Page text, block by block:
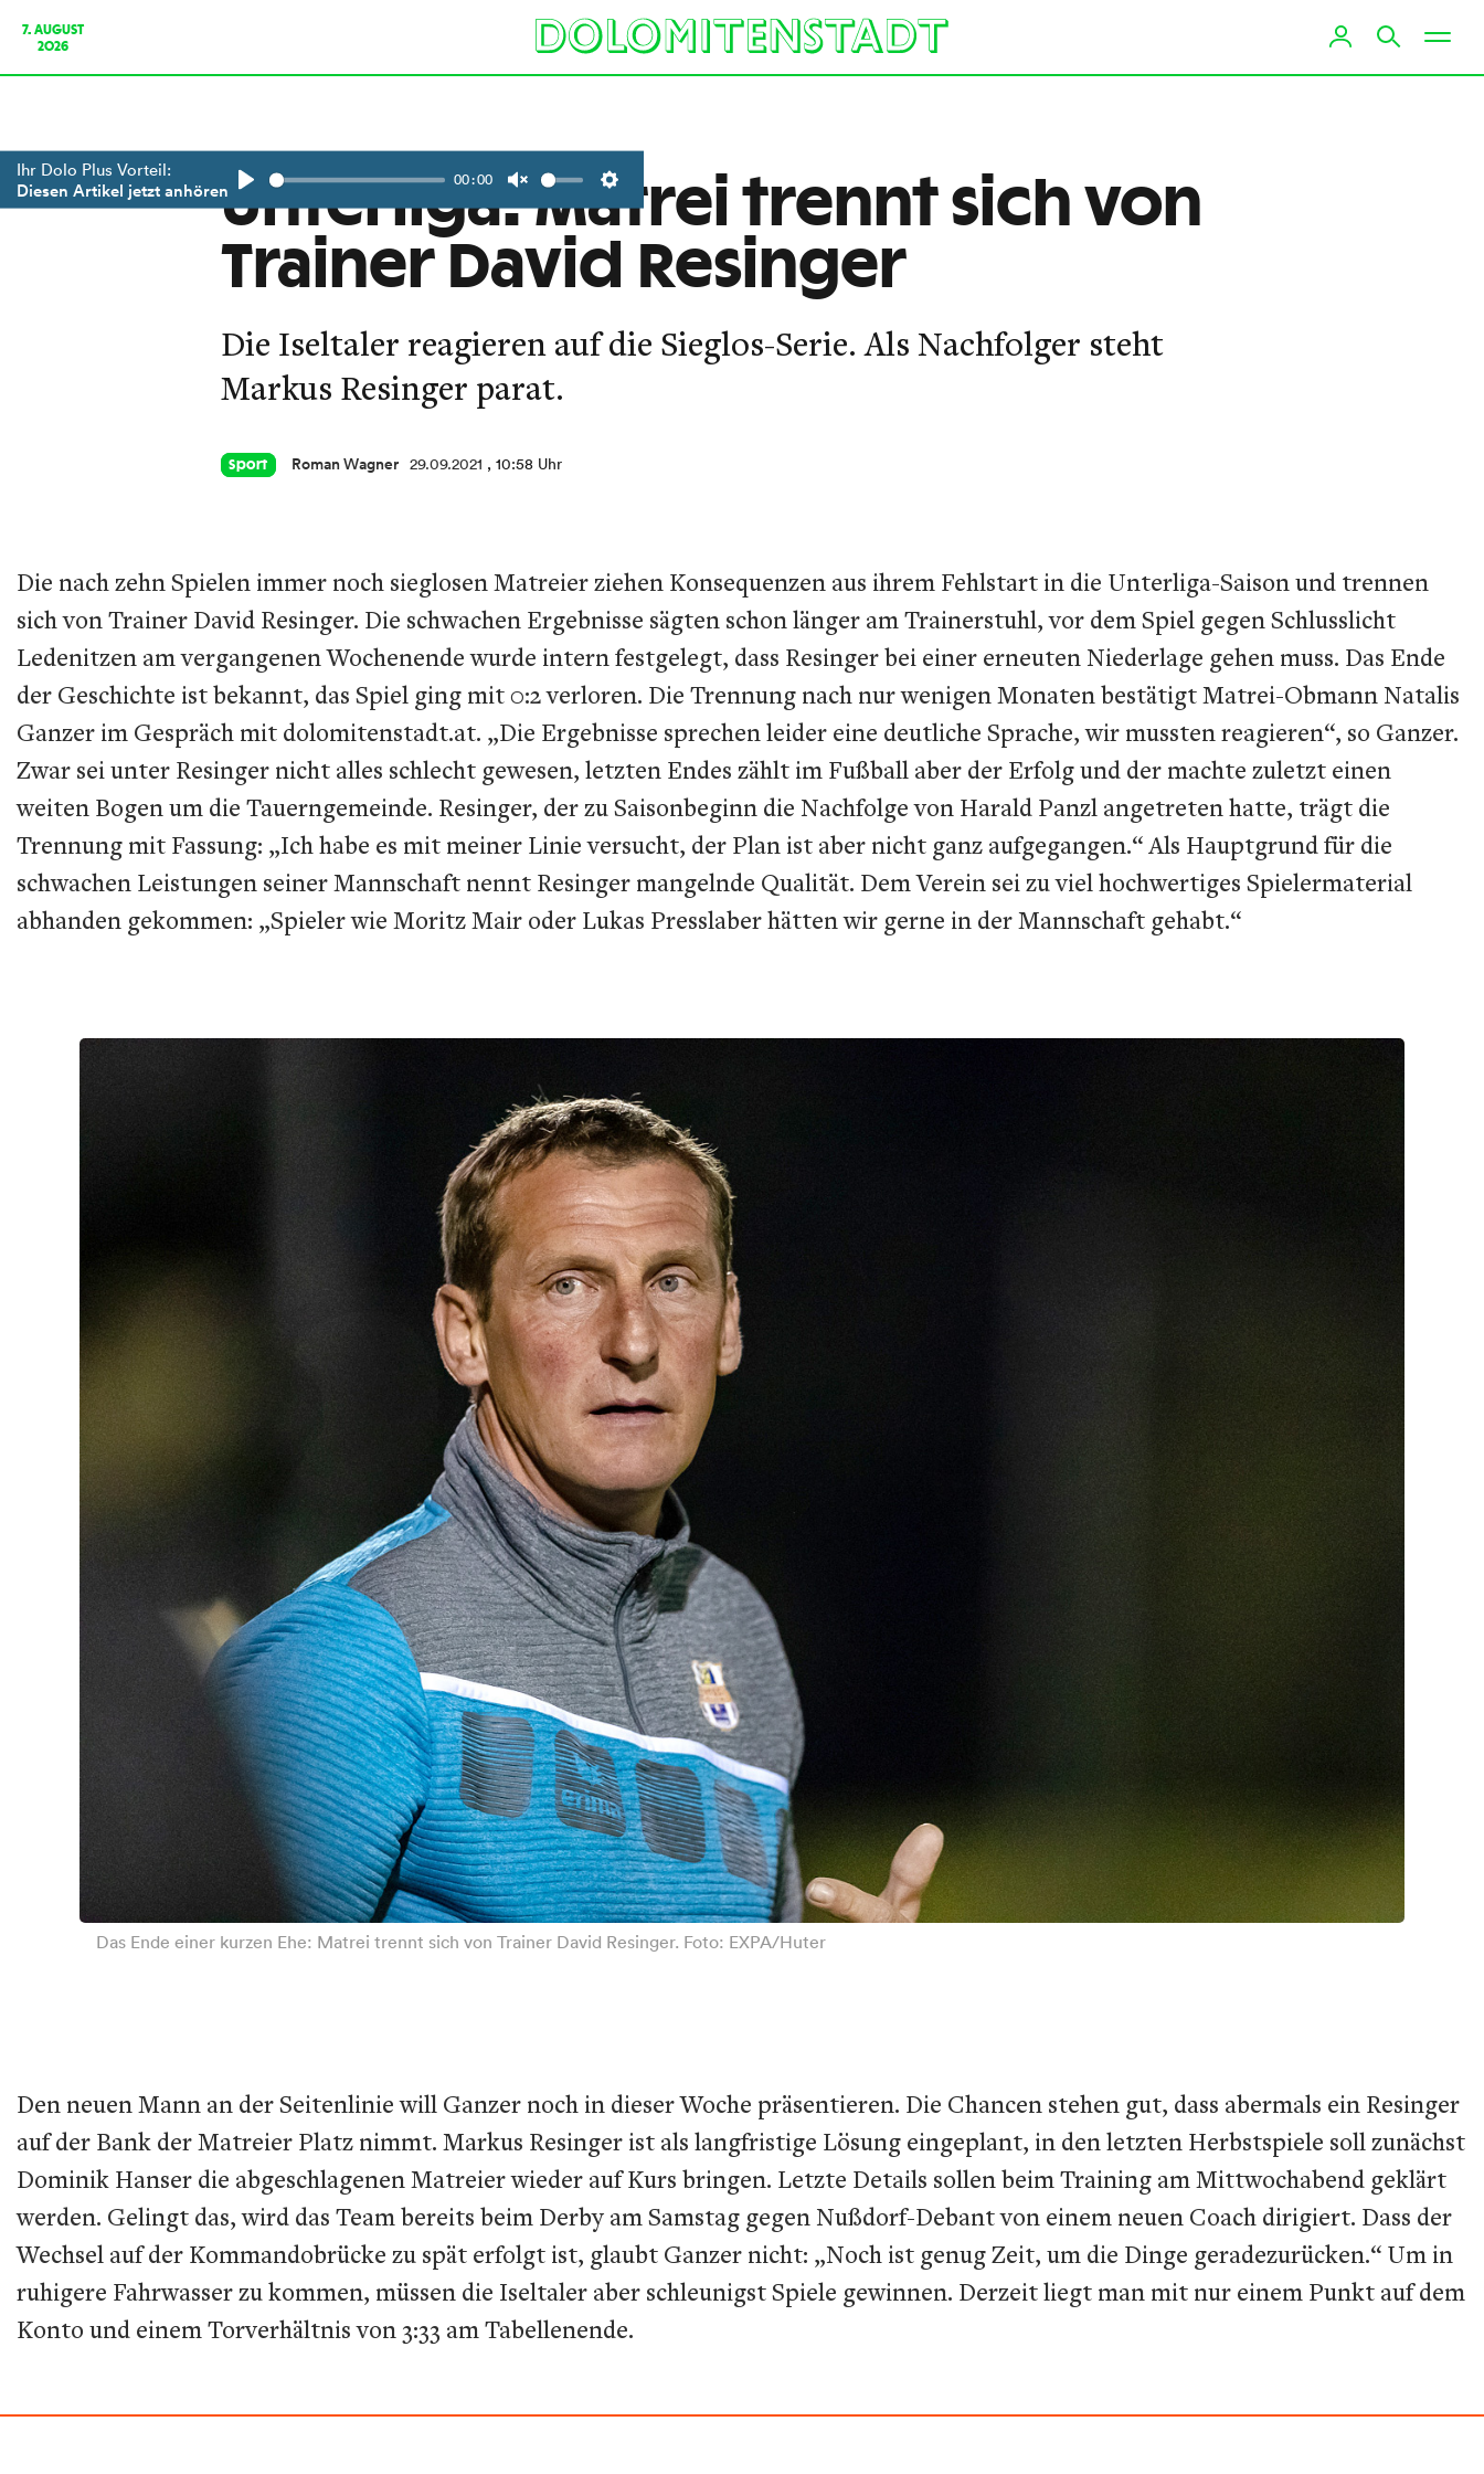
7. AUGUST
2026
Ihr Dolo Plus Vorteil:
Diesen Artikel jetzt anhören
Play
00:00
Unmute Settings
Unterliga: Matrei trennt sich von
Trainer David Resinger
Die Iseltaler reagieren auf die Sieglos-Serie. Als Nachfolger steht
Markus Resinger parat.
Sport Roman Wagner 29.09.2021 , 10:58 Uhr
Die nach zehn Spielen immer noch sieglosen Matreier ziehen Konsequenzen aus ihrem Fehlstart in die Unterliga-Saison und trennen
sich von Trainer David Resinger. Die schwachen Ergebnisse sägten schon länger am Trainerstuhl, vor dem Spiel gegen Schlusslicht
Ledenitzen am vergangenen Wochenende wurde intern festgelegt, dass Resinger bei einer erneuten Niederlage gehen muss. Das Ende
der Geschichte ist bekannt, das Spiel ging mit 0:2 verloren. Die Trennung nach nur wenigen Monaten bestätigt Matrei-Obmann Natalis
Ganzer im Gespräch mit dolomitenstadt.at. „Die Ergebnisse sprechen leider eine deutliche Sprache, wir mussten reagieren“, so Ganzer.
Zwar sei unter Resinger nicht alles schlecht gewesen, letzten Endes zählt im Fußball aber der Erfolg und der machte zuletzt einen
weiten Bogen um die Tauerngemeinde. Resinger, der zu Saisonbeginn die Nachfolge von Harald Panzl angetreten hatte, trägt die
Trennung mit Fassung: „Ich habe es mit meiner Linie versucht, der Plan ist aber nicht ganz aufgegangen.“ Als Hauptgrund für die
schwachen Leistungen seiner Mannschaft nennt Resinger mangelnde Qualität. Dem Verein sei zu viel hochwertiges Spielermaterial
abhanden gekommen: „Spieler wie Moritz Mair oder Lukas Presslaber hätten wir gerne in der Mannschaft gehabt.“
Das Ende einer kurzen Ehe: Matrei trennt sich von Trainer David Resinger. Foto: EXPA/Huter
Den neuen Mann an der Seitenlinie will Ganzer noch in dieser Woche präsentieren. Die Chancen stehen gut, dass abermals ein Resinger
auf der Bank der Matreier Platz nimmt. Markus Resinger ist als langfristige Lösung eingeplant, in den letzten Herbstspiele soll zunächst
Dominik Hanser die abgeschlagenen Matreier wieder auf Kurs bringen. Letzte Details sollen beim Training am Mittwochabend geklärt
werden. Gelingt das, wird das Team bereits beim Derby am Samstag gegen Nußdorf-Debant von einem neuen Coach dirigiert. Dass der
Wechsel auf der Kommandobrücke zu spät erfolgt ist, glaubt Ganzer nicht: „Noch ist genug Zeit, um die Dinge geradezurücken.“ Um in
ruhigere Fahrwasser zu kommen, müssen die Iseltaler aber schleunigst Spiele gewinnen. Derzeit liegt man mit nur einem Punkt auf dem
Konto und einem Torverhältnis von 3:33 am Tabellenende.